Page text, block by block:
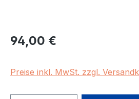
Regulärer Preis:
94,00 €
Preise inkl. MwSt. zzgl.